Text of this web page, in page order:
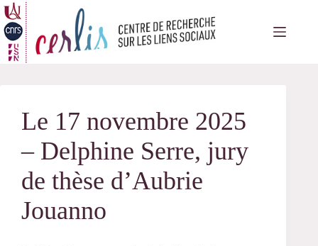
Passer
au
contenu
Le 17 novembre 2025
– Delphine Serre, jury
de thèse d’Aubrie
Jouanno